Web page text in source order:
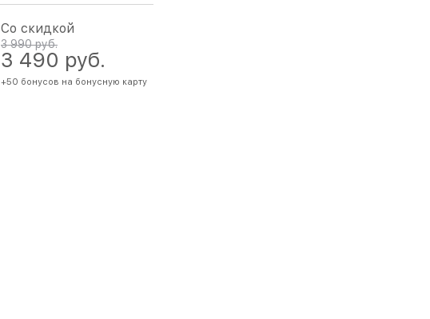
3 990 руб.
3 490 руб.
+50 бонусов на бонусную карту
Со скидкой